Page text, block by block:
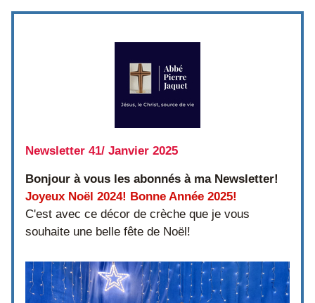
Newsletter 41/ Janvier 2025
Bonjour à vous les abonnés à ma Newsletter!
Joyeux Noël 2024! Bonne Année 2025!
C'est avec ce décor de crèche que je vous
souhaite une belle fête de Noël!